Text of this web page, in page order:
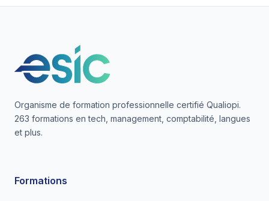
Organisme de formation professionnelle certifié Qualiopi.
263 formations en tech, management, comptabilité, langues
et plus.
Formations